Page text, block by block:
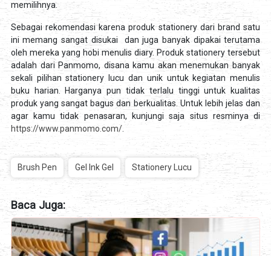
memilihnya.
Sebagai rekomendasi karena produk stationery dari brand satu
ini memang sangat disukai dan juga banyak dipakai terutama
oleh mereka yang hobi menulis diary. Produk stationery tersebut
adalah dari Panmomo, disana kamu akan menemukan banyak
sekali pilihan stationery lucu dan unik untuk kegiatan menulis
buku harian. Harganya pun tidak terlalu tinggi untuk kualitas
produk yang sangat bagus dan berkualitas. Untuk lebih jelas dan
agar kamu tidak penasaran, kunjungi saja situs resminya di
https://www.panmomo.com/.
Brush Pen Gel Ink Gel Stationery Lucu
Baca Juga: